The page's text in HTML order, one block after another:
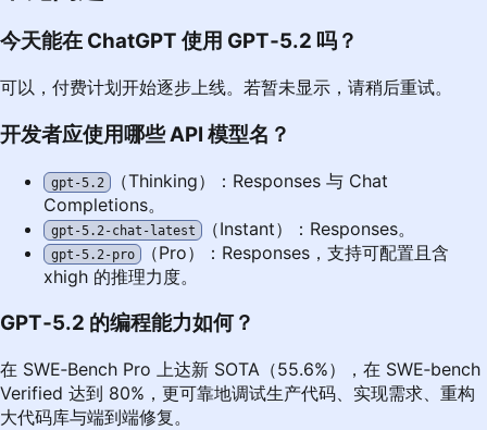
今天能在 ChatGPT 使用 GPT‑5.2 吗？
可以，付费计划开始逐步上线。若暂未显示，请稍后重试。
开发者应使用哪些 API 模型名？
gpt-5.2
（Thinking）：Responses 与 Chat
Completions。
gpt-5.2-chat-latest （Instant）：Responses。
gpt-5.2-pro
（Pro）：Responses，支持可配置且含
xhigh 的推理力度。
GPT‑5.2 的编程能力如何？
在 SWE‑Bench Pro 上达新 SOTA（55.6%），在 SWE‑bench
Verified 达到 80%，更可靠地调试生产代码、实现需求、重构
大代码库与端到端修复。